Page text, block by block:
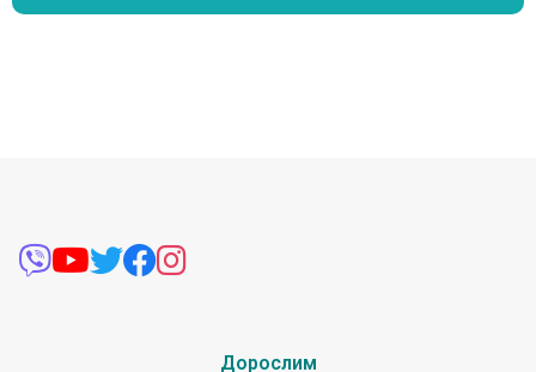
Дорослим